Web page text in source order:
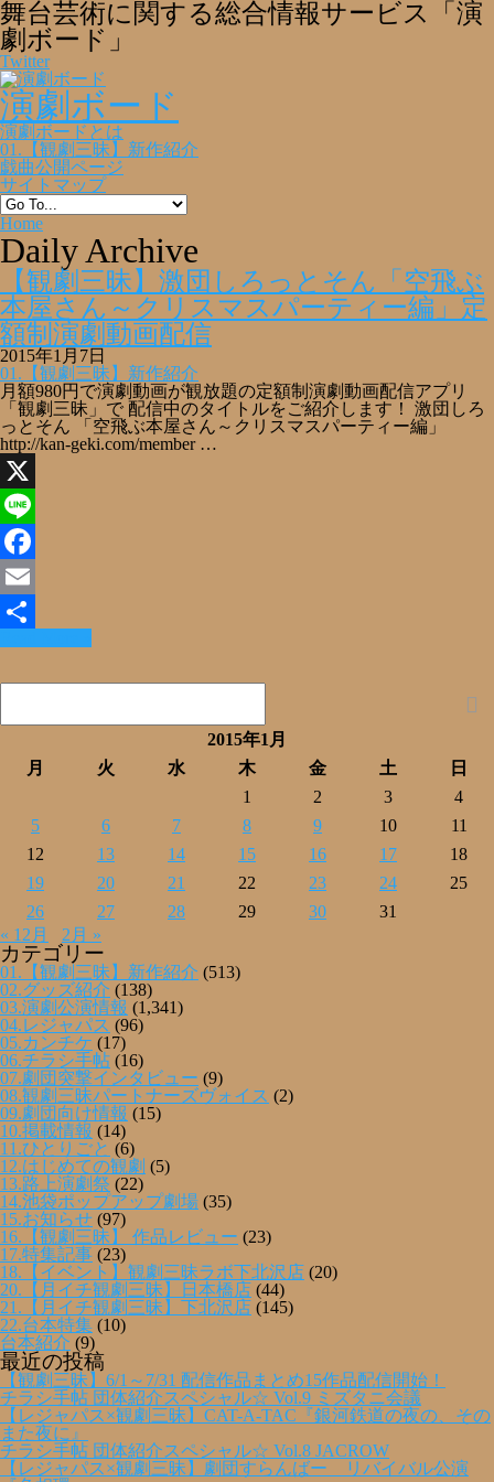
舞台芸術に関する総合情報サービス「演
劇ボード」
Twitter
演劇ボード
演劇ボードとは
01.【観劇三昧】新作紹介
戯曲公開ページ
サイトマップ
Home
Daily Archive
【観劇三昧】激団しろっとそん「空飛ぶ
本屋さん～クリスマスパーティー編」定
額制演劇動画配信
2015年1月7日
01.【観劇三昧】新作紹介
月額980円で演劇動画が観放題の定額制演劇動画配信アプリ
「観劇三昧」で 配信中のタイトルをご紹介します！ 激団しろ
っとそん 「空飛ぶ本屋さん～クリスマスパーティー編」
http://kan-geki.com/member …
X
Line
Facebook
Email
共
有
2015年1月
月
火 水 木 金 土
日
1
2 3
4
5
6 7 8 9 10
11
12
13 14 15 16 17
18
19
20 21 22 23 24
25
26
27 28 29 30
31
« 12月
2月 »
カテゴリー
01.【観劇三昧】新作紹介 (513)
02.グッズ紹介 (138)
03.演劇公演情報 (1,341)
04.レジャパス (96)
05.カンチケ (17)
06.チラシ手帖 (16)
07.劇団突撃インタビュー (9)
08.観劇三昧パートナーズヴォイス (2)
09.劇団向け情報 (15)
10.掲載情報 (14)
11.ひとりごと (6)
12.はじめての観劇 (5)
13.路上演劇祭 (22)
14.池袋ポップアップ劇場 (35)
15.お知らせ (97)
16.【観劇三昧】 作品レビュー (23)
17.特集記事 (23)
18.【イベント】観劇三昧ラボ下北沢店 (20)
20.【月イチ観劇三昧】日本橋店 (44)
21.【月イチ観劇三昧】下北沢店 (145)
22.台本特集 (10)
台本紹介 (9)
最近の投稿
【観劇三昧】6/1～7/31 配信作品まとめ15作品配信開始！
チラシ手帖 団体紹介スペシャル☆ Vol.9 ミズタニ会議
【レジャパス×観劇三昧】CAT-A-TAC『銀河鉄道の夜の、その
また夜に』
チラシ手帖 団体紹介スペシャル☆ Vol.8 JACROW
【レジャパス×観劇三昧】劇団すらんばー リバイバル公演